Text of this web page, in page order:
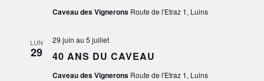
Caveau des Vignerons Route de l'Etraz 1, Luins
LUN
29 40 ANS DU CAVEAU
29 juin au 5 juillet
Caveau des Vignerons Route de l'Etraz 1, Luins